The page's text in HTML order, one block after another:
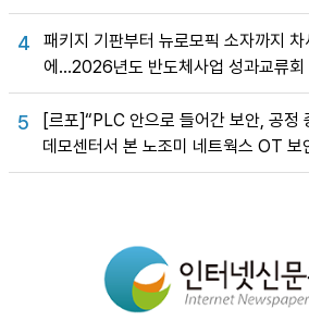
4
패키지 기판부터 뉴로모픽 소자까지
에…2026년도 반도체사업 성과교류회
5
[르포]“PLC 안으로 들어간 보안, 공정
데모센터서 본 노조미 네트웍스 OT 보